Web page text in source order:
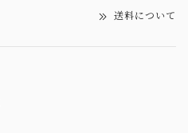
送料について